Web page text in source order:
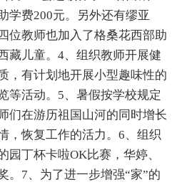
学费200元。另外还有缪亚
位教师也加入了格桑花西部助
藏儿童。4、组织教师开展健
，有计划地开展小型趣味性的
等活动。5、暑假按学校规定
们在游历祖国山河的同时增长
，恢复工作的活力。6、组织
园丁杯卡啦OK比赛，华婷、
。7、为了进一步增强“家”的